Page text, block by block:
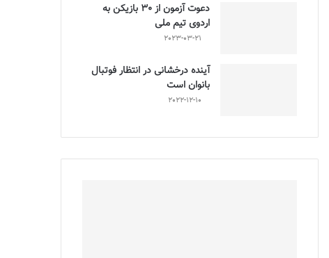
دعوت آزمون از 30 بازیکن به
اردوی تیم ملی
2023-03-21
آینده درخشانی در انتظار فوتبال
بانوان است
2022-12-10